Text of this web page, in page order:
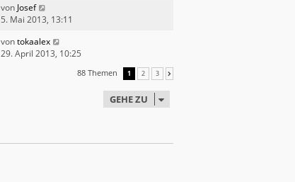
von Josef
5. Mai 2013, 13:11
vontokaalex
29. April 2013, 10:25
88 Themen 1 2 3
GEHE ZU